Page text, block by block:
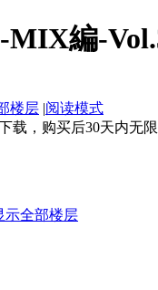
MIX編-
楼层 |阅读模式
载，购买后30天内无
示全部楼层